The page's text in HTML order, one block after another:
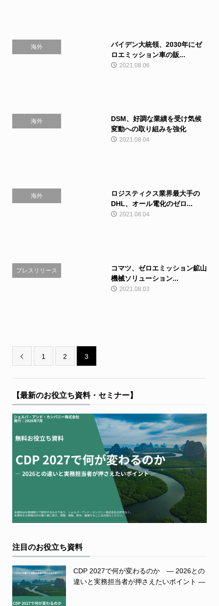
海外
バイデン大統領、2030年にゼ
ロエミッション車の販...
2021.08.06
海外
DSM、好調な業績を受け気候
変動への取り組みを強化
2021.08.04
海外
ロジスティクス業界最大手の
DHL、オール電化のゼロ...
2021.08.04
プレスリリース
コマツ、ゼロエミッション鉱山
機械ソリューション...
2021.08.03
 1 2 3
【最新のお役立ち資料・セミナー】
注目のお役立ち資料
CDP 2027で何が変わるのか ― 2026との
違いと実務担当者が押さえたいポイント ―